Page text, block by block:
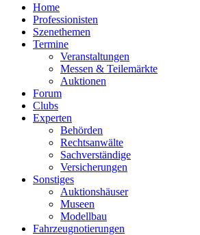
Home
Professionisten
Szenethemen
Termine
Veranstaltungen
Messen & Teilemärkte
Auktionen
Forum
Clubs
Experten
Behörden
Rechtsanwälte
Sachverständige
Versicherungen
Sonstiges
Auktionshäuser
Museen
Modellbau
Fahrzeugnotierungen